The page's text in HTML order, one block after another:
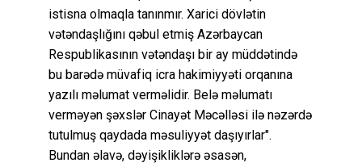
istisna olmaqla tanınmır. Xarici dövlətin
vətəndaşlığını qəbul etmiş Azərbaycan
Respublikasının vətəndaşı bir ay müddətində
bu barədə müvafiq icra hakimiyyəti orqanına
yazılı məlumat verməlidir. Belə məlumatı
verməyən şəxslər Cinayət Məcəlləsi ilə nəzərdə
tutulmuş qaydada məsuliyyət daşıyırlar".
Bundan əlavə, dəyişikliklərə əsasən,